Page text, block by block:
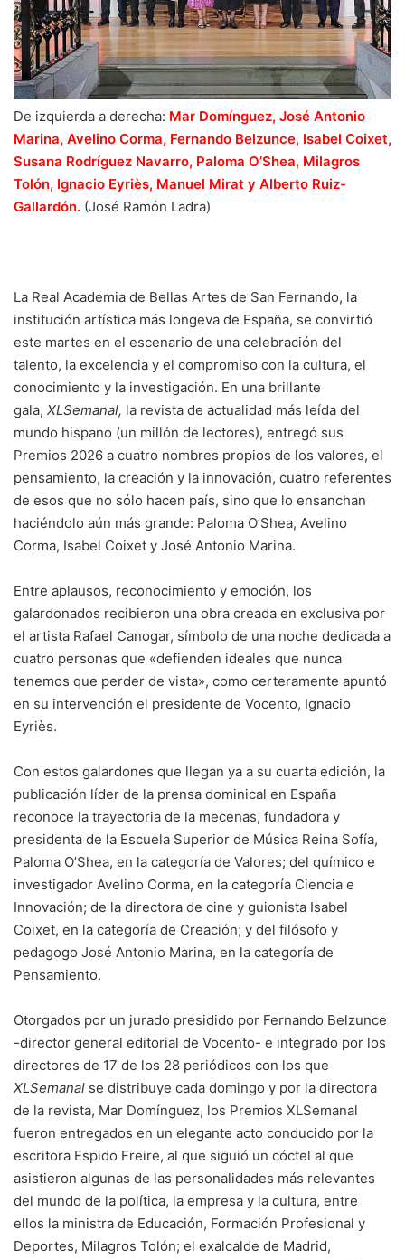
De izquierda a derecha: Mar Domínguez, José Antonio
Marina, Avelino Corma, Fernando Belzunce, Isabel Coixet,
Susana Rodríguez Navarro, Paloma O’Shea, Milagros
Tolón, Ignacio Eyriès, Manuel Mirat y Alberto Ruiz-
Gallardón. (José Ramón Ladra)
La Real Academia de Bellas Artes de San Fernando, la
institución artística más longeva de España, se convirtió
este martes en el escenario de una celebración del
talento, la excelencia y el compromiso con la cultura, el
conocimiento y la investigación. En una brillante
gala, XLSemanal, la revista de actualidad más leída del
mundo hispano (un millón de lectores), entregó sus
Premios 2026 a cuatro nombres propios de los valores, el
pensamiento, la creación y la innovación, cuatro referentes
de esos que no sólo hacen país, sino que lo ensanchan
haciéndolo aún más grande: Paloma O’Shea, Avelino
Corma, Isabel Coixet y José Antonio Marina.
Entre aplausos, reconocimiento y emoción, los
galardonados recibieron una obra creada en exclusiva por
el artista Rafael Canogar, símbolo de una noche dedicada a
cuatro personas que «defienden ideales que nunca
tenemos que perder de vista», como certeramente apuntó
en su intervención el presidente de Vocento, Ignacio
Eyriès.
Con estos galardones que llegan ya a su cuarta edición, la
publicación líder de la prensa dominical en España
reconoce la trayectoria de la mecenas, fundadora y
presidenta de la Escuela Superior de Música Reina Sofía,
Paloma O’Shea, en la categoría de Valores; del químico e
investigador Avelino Corma, en la categoría Ciencia e
Innovación; de la directora de cine y guionista Isabel
Coixet, en la categoría de Creación; y del filósofo y
pedagogo José Antonio Marina, en la categoría de
Pensamiento.
Otorgados por un jurado presidido por Fernando Belzunce
-director general editorial de Vocento- e integrado por los
directores de 17 de los 28 periódicos con los que
XLSemanal se distribuye cada domingo y por la directora
de la revista, Mar Domínguez, los Premios XLSemanal
fueron entregados en un elegante acto conducido por la
escritora Espido Freire, al que siguió un cóctel al que
asistieron algunas de las personalidades más relevantes
del mundo de la política, la empresa y la cultura, entre
ellos la ministra de Educación, Formación Profesional y
Deportes, Milagros Tolón; el exalcalde de Madrid,